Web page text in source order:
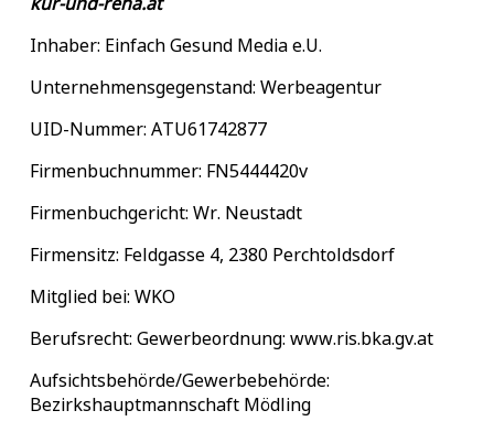
Inhaber: Einfach Gesund Media e.U.
Unternehmensgegenstand: Werbeagentur
UID-Nummer: ATU61742877
Firmenbuchnummer: FN5444420v
Firmenbuchgericht: Wr. Neustadt
Firmensitz: Feldgasse 4, 2380 Perchtoldsdorf
Mitglied bei: WKO
Berufsrecht: Gewerbeordnung: www.ris.bka.gv.at
Aufsichtsbehörde/Gewerbebehörde:
Bezirkshauptmannschaft Mödling